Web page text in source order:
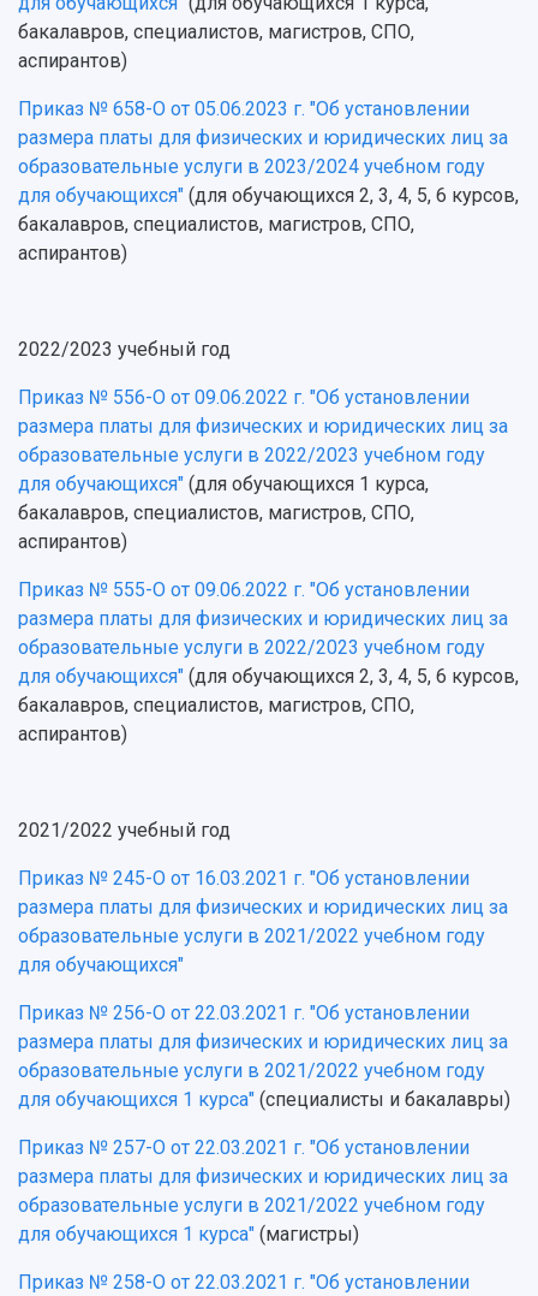
бакалавров, специалистов, магистров, СПО,
аспирантов)
Приказ № 658-О от 05.06.2023 г. "Об установлении
размера платы для физических и юридических лиц за
образовательные услуги в 2023/2024 учебном году
для обучающихся" (для обучающихся 2, 3, 4, 5, 6 курсов,
бакалавров, специалистов, магистров, СПО,
аспирантов)
2022/2023 учебный год
Приказ № 556-О от 09.06.2022 г. "Об установлении
размера платы для физических и юридических лиц за
образовательные услуги в 2022/2023 учебном году
для обучающихся" (для обучающихся 1 курса,
бакалавров, специалистов, магистров, СПО,
аспирантов)
Приказ № 555-О от 09.06.2022 г. "Об установлении
размера платы для физических и юридических лиц за
образовательные услуги в 2022/2023 учебном году
для обучающихся" (для обучающихся 2, 3, 4, 5, 6 курсов,
бакалавров, специалистов, магистров, СПО,
аспирантов)
2021/2022 учебный год
Приказ № 245-О от 16.03.2021 г. "Об установлении
размера платы для физических и юридических лиц за
образовательные услуги в 2021/2022 учебном году
для обучающихся"
Приказ № 256-О от 22.03.2021 г. "Об установлении
размера платы для физических и юридических лиц за
образовательные услуги в 2021/2022 учебном году
для обучающихся 1 курса" (специалисты и бакалавры)
Приказ № 257-О от 22.03.2021 г. "Об установлении
размера платы для физических и юридических лиц за
образовательные услуги в 2021/2022 учебном году
для обучающихся 1 курса" (магистры)
Приказ № 258-О от 22.03.2021 г. "Об установлении